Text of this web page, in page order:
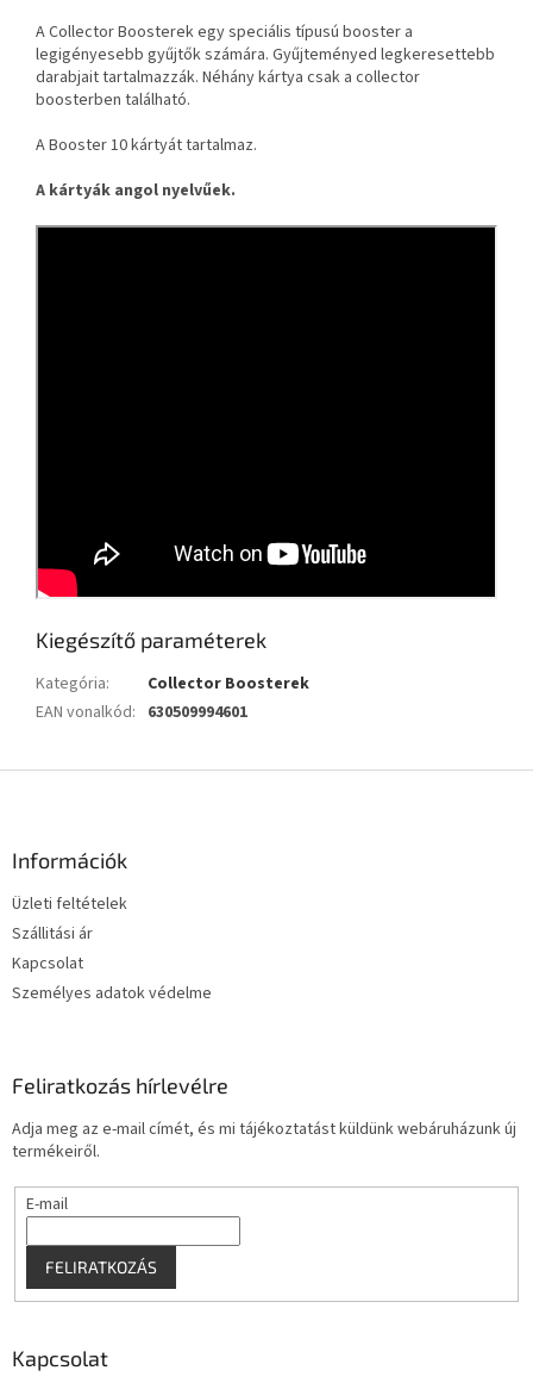
A Collector Boosterek egy speciális típusú booster a
legigényesebb gyűjtők számára. Gyűjteményed legkeresettebb
darabjait tartalmazzák. Néhány kártya csak a collector
boosterben található.
A Booster 10 kártyát tartalmaz.
A kártyák angol nyelvűek.
Kiegészítő paraméterek
Kategória:
Collector Boosterek
EAN vonalkód: 630509994601
Információk
Üzleti feltételek
Szállitási ár
Kapcsolat
Személyes adatok védelme
Feliratkozás hírlevélre
Adja meg az e-mail címét, és mi tájékoztatást küldünk webáruházunk új
termékeiről.
E-mail
FELIRATKOZÁS
Kapcsolat